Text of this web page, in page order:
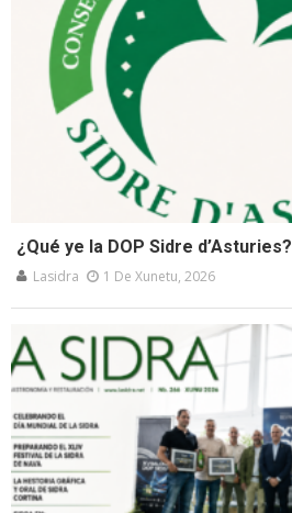
¿Qué ye la DOP Sidre d’Asturies?
Lasidra 1 De Xunetu, 2026